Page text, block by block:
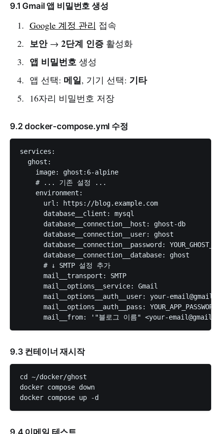
9.1 Gmail 앱 비밀번호 생성
Google 계정 관리 접속
보안→ 2단계 인증활성화
앱 비밀번호생성
앱 선택: 메일, 기기 선택: 기타
16자리 비밀번호 저장
9.2 docker-compose.yml 수정
services:
  ghost:
    image: ghost:6-alpine
    # ... 기존 설정 ...
    environment:
      url: https://blog.example.com
      database__client: mysql
      database__connection__host: ghost-db
      database__connection__user: ghost
database__connection__password:
      database__connection__database: ghost
      # ↓ SMTP 설정 추가
      mail__transport: SMTP
      mail__options__service: Gmail
      mail__options__auth__user:
your-
mail__options__auth__pass: YOUR_APP_PASSWORD
      mail__from: '"블로그 이름" <
your-
9.3 컨테이너 재시작
cd ~/docker/ghost
docker compose down
9.4 이메일 테스트